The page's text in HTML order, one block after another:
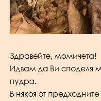
Здравейте, момичета!
Идвам да Ви споделя
пудра.
В някоя от